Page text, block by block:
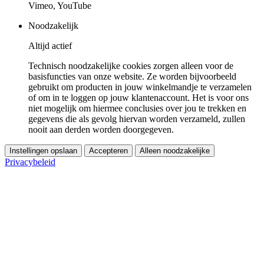
Vimeo, YouTube
Noodzakelijk
Altijd actief
Technisch noodzakelijke cookies zorgen alleen voor de
basisfuncties van onze website. Ze worden bijvoorbeeld
gebruikt om producten in jouw winkelmandje te verzamelen
of om in te loggen op jouw klantenaccount. Het is voor ons
niet mogelijk om hiermee conclusies over jou te trekken en
gegevens die als gevolg hiervan worden verzameld, zullen
nooit aan derden worden doorgegeven.
Instellingen opslaan Accepteren Alleen noodzakelijke
Privacybeleid